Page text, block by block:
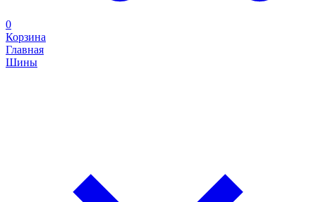
0
Корзина
Главная
Шины